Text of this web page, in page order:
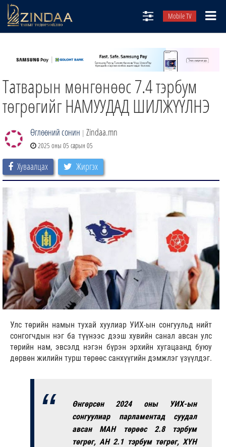
Mobile TV
ТВ8
ӨГЛӨӨНИЙ СОНИН
АУДИО ЗОХИОЛ
ЗИНДАА СЭТГҮҮЛ
Татварын мөнгөнөөс 7.4 тэрбум
төгрөгийг НАМУУДАД ШИЛЖҮҮЛНЭ
Өглөөний сонин | Zindaa.mn
2025 оны 05 сарын 05
Хуваалцах Жиргэх
Улс төрийн намын тухай хуулиар УИХ-ын сонгуульд нийт
сонгогчдын нэг ба түүнээс дээш хувийн санал авсан улс
төрийн нам, эвсэлд нэгэн бүрэн эрхийн хугацаанд буюу
дөрвөн жилийн турш төрөөс санхүүгийн дэмжлэг үзүүлдэг.
Өнгөрсөн 2024 оны УИХ-ын
сонгуулиар парламентад суудал
авсан МАН төрөөс 2.8 тэрбум
төгрөг, АН 2.1 тэрбум төгрөг, ХҮН